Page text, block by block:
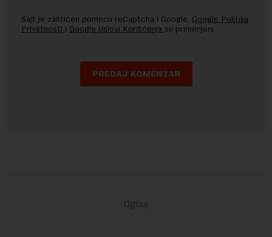
Sajt je zaštićen pomocu reCaptcha i Google. Google Politika
Privatnosti i Google Uslovi Korišćenja su primenjeni.